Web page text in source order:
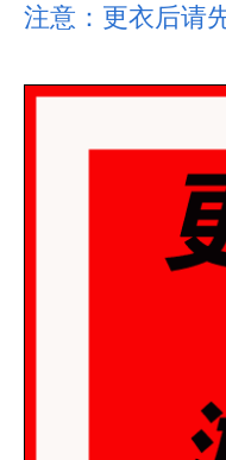
注意：更衣后请